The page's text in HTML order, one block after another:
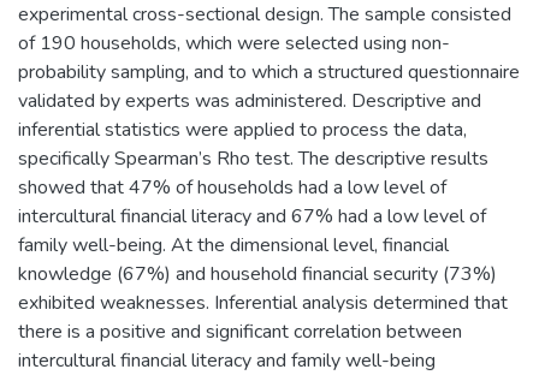
experimental cross-sectional design. The sample consisted
of 190 households, which were selected using non-
probability sampling, and to which a structured questionnaire
validated by experts was administered. Descriptive and
inferential statistics were applied to process the data,
specifically Spearman’s Rho test. The descriptive results
showed that 47% of households had a low level of
intercultural financial literacy and 67% had a low level of
family well-being. At the dimensional level, financial
knowledge (67%) and household financial security (73%)
exhibited weaknesses. Inferential analysis determined that
there is a positive and significant correlation between
intercultural financial literacy and family well-being